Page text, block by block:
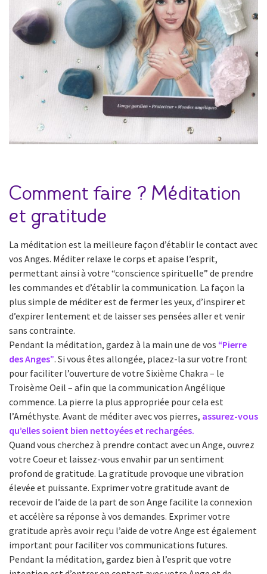
Comment faire ? Méditation
et gratitude
La méditation est la meilleure façon d’établir le contact avec
vos Anges. Méditer relaxe le corps et apaise l’esprit,
permettant ainsi à votre “conscience spirituelle” de prendre
les commandes et d’établir la communication. La façon la
plus simple de méditer est de fermer les yeux, d’inspirer et
d’expirer lentement et de laisser ses pensées aller et venir
sans contrainte.
Pendant la méditation, gardez à la main une de vos “Pierre
des Anges”. Si vous êtes allongée, placez-la sur votre front
pour faciliter l’ouverture de votre Sixième Chakra – le
Troisème Oeil – afin que la communication Angélique
commence. La pierre la plus appropriée pour cela est
l’Améthyste. Avant de méditer avec vos pierres, assurez-vous
qu’elles soient bien nettoyées et rechargées.
Quand vous cherchez à prendre contact avec un Ange, ouvrez
votre Coeur et laissez-vous envahir par un sentiment
profond de gratitude. La gratitude provoque une vibration
élevée et puissante. Exprimer votre gratitude avant de
recevoir de l’aide de la part de son Ange facilite la connexion
et accélère sa réponse à vos demandes. Exprimer votre
gratitude après avoir reçu l’aide de votre Ange est également
important pour faciliter vos communications futures.
Pendant la méditation, gardez bien à l’esprit que votre